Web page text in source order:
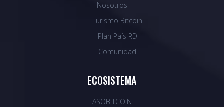
Nosotros
Turismo Bitcoin
Plan País RD
Comunidad
ECOSISTEMA
ASOBITCOIN